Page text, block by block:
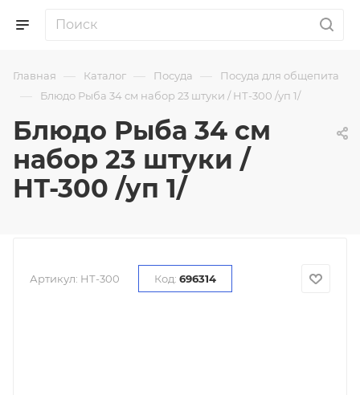
Главная — Каталог — Посуда — Посуда для общепита
— Блюдо Рыба 34 см набор 23 штуки / HТ-300 /уп 1/
Блюдо Рыба 34 см
набор 23 штуки /
HТ-300 /уп 1/
Артикул: HТ-300 Код: 696314